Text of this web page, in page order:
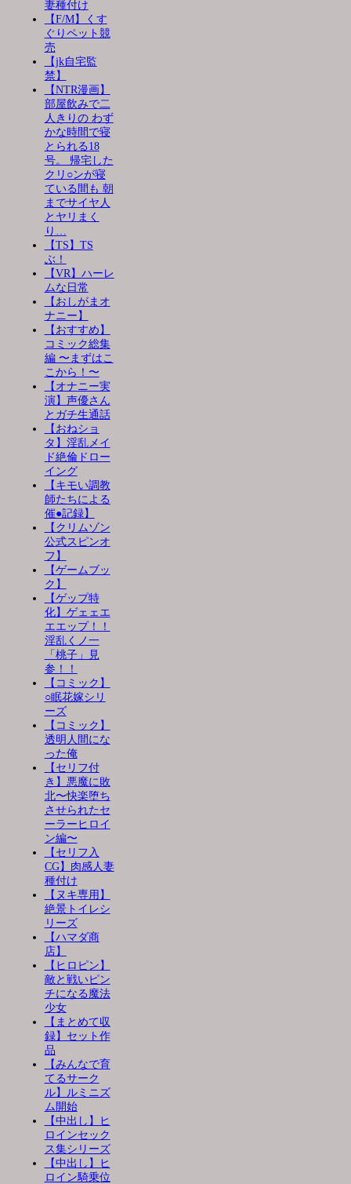
妻種付け
【F/M】くす
ぐりペット競
売
【jk自宅監
禁】
【NTR漫画】
部屋飲みで二
人きりの わず
かな時間で寝
とられる18
号。 帰宅した
クリ○ンが寝
ている間も 朝
までサイヤ人
とヤリまく
り…
【TS】TS
ぶ！
【VR】ハーレ
ムな日常
【おしがまオ
ナニー】
【おすすめ】
コミック総集
編 〜まずはこ
こから！〜
【オナニー実
演】声優さん
とガチ生通話
【おねショ
タ】淫乱メイ
ド絶倫ドロー
イング
【キモい調教
師たちによる
催●記録】
【クリムゾン
公式スピンオ
フ】
【ゲームブッ
ク】
【ゲップ特
化】ゲェェエ
エエップ！！
淫乱くノ一
「桃子」見
参！！
【コミック】
○眠花嫁シリ
ーズ
【コミック】
透明人間にな
った俺
【セリフ付
き】悪魔に敗
北〜快楽堕ち
させられたセ
ーラーヒロイ
ン編〜
【セリフ入
CG】肉感人妻
種付け
【ヌキ専用】
絶景トイレシ
リーズ
【ハマダ商
店】
【ヒロピン】
敵と戦いピン
チになる魔法
少女
【まとめて収
録】セット作
品
【みんなで育
てるサーク
ル】ルミニズ
ム開始
【中出し】ヒ
ロインセック
ス集シリーズ
【中出し】ヒ
ロイン騎乗位